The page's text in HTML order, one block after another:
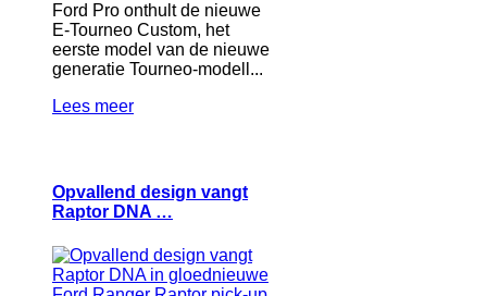
Ford Pro onthult de nieuwe
E-Tourneo Custom, het
eerste model van de nieuwe
generatie Tourneo-modell...
Lees meer
Opvallend design vangt
Raptor DNA …